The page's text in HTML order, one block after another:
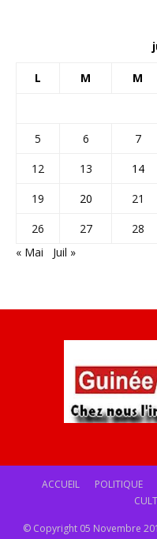
L M M
5
6 7
12
13 14
19
20 21
26
27 28
« Mai
Juil »
ACCUEIL POLITIQUE
© Copyright 05 Novembre